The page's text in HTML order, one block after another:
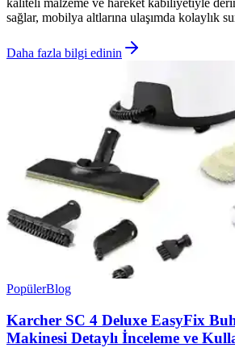
kaliteli malzeme ve hareket kabiliyetiyle
sağlar, mobilya altlarına ulaşımda kolaylık
Daha fazla bilgi edinin
PopülerBlog
Karcher SC 4 Deluxe EasyFix
Makinesi Detaylı İnceleme ve